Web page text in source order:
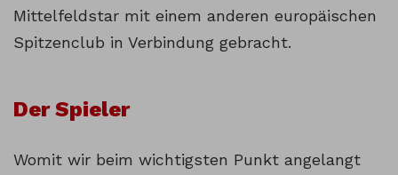
Mittelfeldstar mit einem anderen europäischen
Spitzenclub in Verbindung gebracht.
Der Spieler
Womit wir beim wichtigsten Punkt angelangt